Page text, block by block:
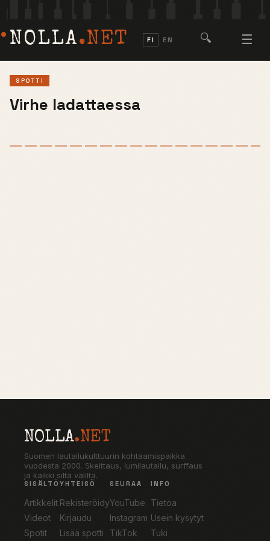
NOLLA.NET FI EN 🔍 ☰
SPOTTI
Virhe ladattaessa
NOLLA.NET
Suomen lautailukulttuurin kohtaamispaikka
vuodesta 2000. Skeittaus, lumilautailu, surffaus
ja kaikki siltä väliltä.
SISÄLTÖ
Artikkelit
Videot
Spotit
YHTEISÖ
Rekisteröidy
Kirjaudu
Lisää spotti
SEURAA
YouTube
Instagram
TikTok
INFO
Tietoa
Usein kysytyt
Tuki